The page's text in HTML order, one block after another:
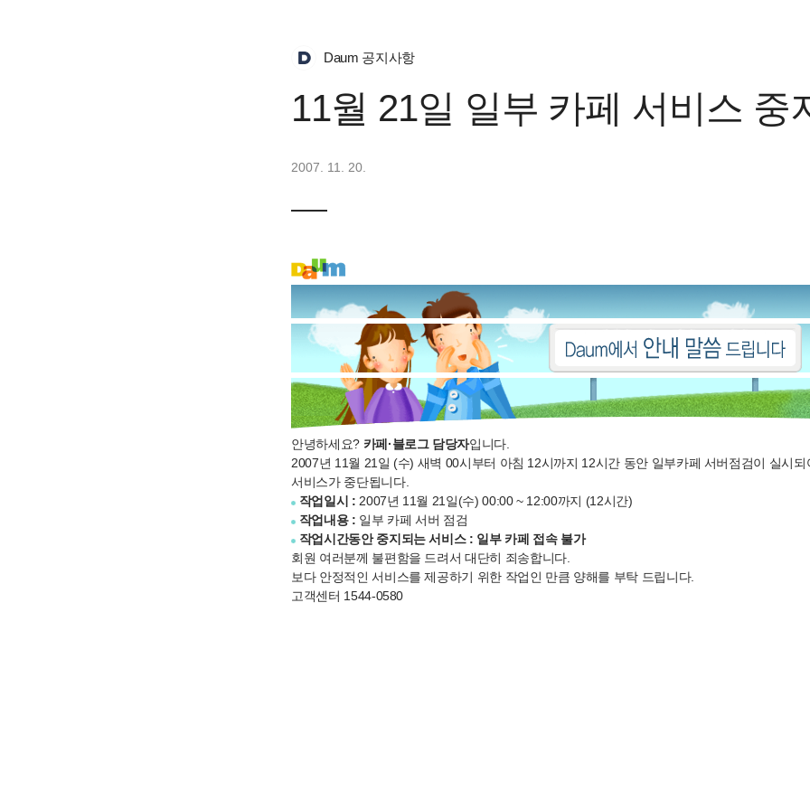
Daum 공지사항
11월 21일 일부 카페 서비스 중
2007. 11. 20.
안녕하세요? 카페·블로그 담당자입니다.
2007년 11월 21일 (수) 새벽 00시부터 아침 12시까지 12시간 동안 일부카페 서버점검이 실시
서비스가 중단됩니다.
작업일시 : 2007년 11월 21일(수) 00:00 ~ 12:00까지 (12시간)
작업내용 : 일부 카페 서버 점검
작업시간동안 중지되는 서비스 : 일부 카페 접속 불가
회원 여러분께 불편함을 드려서 대단히 죄송합니다.
보다 안정적인 서비스를 제공하기 위한 작업인 만큼 양해를 부탁 드립니다.
고객센터 1544-0580